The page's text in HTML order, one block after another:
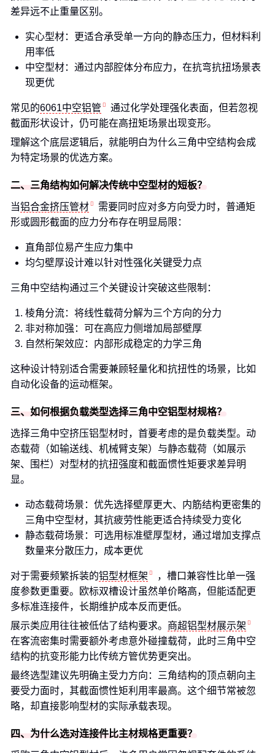
差异远不止重量区别。
实心型材：更适合承受单一方向的静态压力，但材料利
用率低
中空型材：通过内部腔体分布应力，在抗弯抗扭场景表
现更优
常见的6061中空铝管
通过化学处理强化表面，但若忽视
截面形状设计，仍可能在高扭矩场景出现变形。
理解这个底层逻辑后，就能明白为什么三角中空结构会成
为特定场景的优选方案。
二、三角结构如何解决传统中空型材的短板？
当铝合金挤压管材
需要同时应对多方向受力时，普通矩
形或圆形截面的应力分布存在明显局限：
直角部位易产生应力集中
均匀壁厚设计难以针对性强化关键受力点
三角中空结构通过三个关键设计突破这些限制：
棱角分流：将线性载荷分解为三个方向的分力
非对称加强：可在高应力侧增加局部壁厚
自然桁架效应：内部形成稳定的力学三角
这种设计特别适合需要兼顾轻量化和抗扭性的场景，比如
自动化设备的运动框架。
三、如何根据负载类型选择三角中空铝型材规格？
选择三角中空挤压铝型材时，首要考虑的是负载类型。动
态载荷（如输送线、机械臂支架）与静态载荷（如展示
架、围栏）对型材的抗扭强度和截面惯性矩要求差异明
显。
动态载荷场景：优先选择壁厚更大、内筋结构更密集的
三角中空型材，其抗疲劳性能更适合持续受力变化
静态载荷场景：可选用标准壁厚型材，通过增加支撑点
数量来分散压力，成本更优
对于需要频繁拆装的铝型材框架
，槽口兼容性比单一强
度参数更重要。欧标双槽设计虽然单价略高，但能适配更
多标准连接件，长期维护成本反而更低。
展示类应用往往被低估了结构要求。 商超铝型材展示架
在客流密集时需要额外考虑意外碰撞载荷，此时三角中空
结构的抗变形能力比传统方管优势更突出。
最终选型建议先明确主受力方向：三角结构的顶点朝向主
要受力面时，其截面惯性矩利用率最高。这个细节常被忽
略，却直接影响型材的实际承载表现。
四、为什么选对连接件比主材规格更重要？